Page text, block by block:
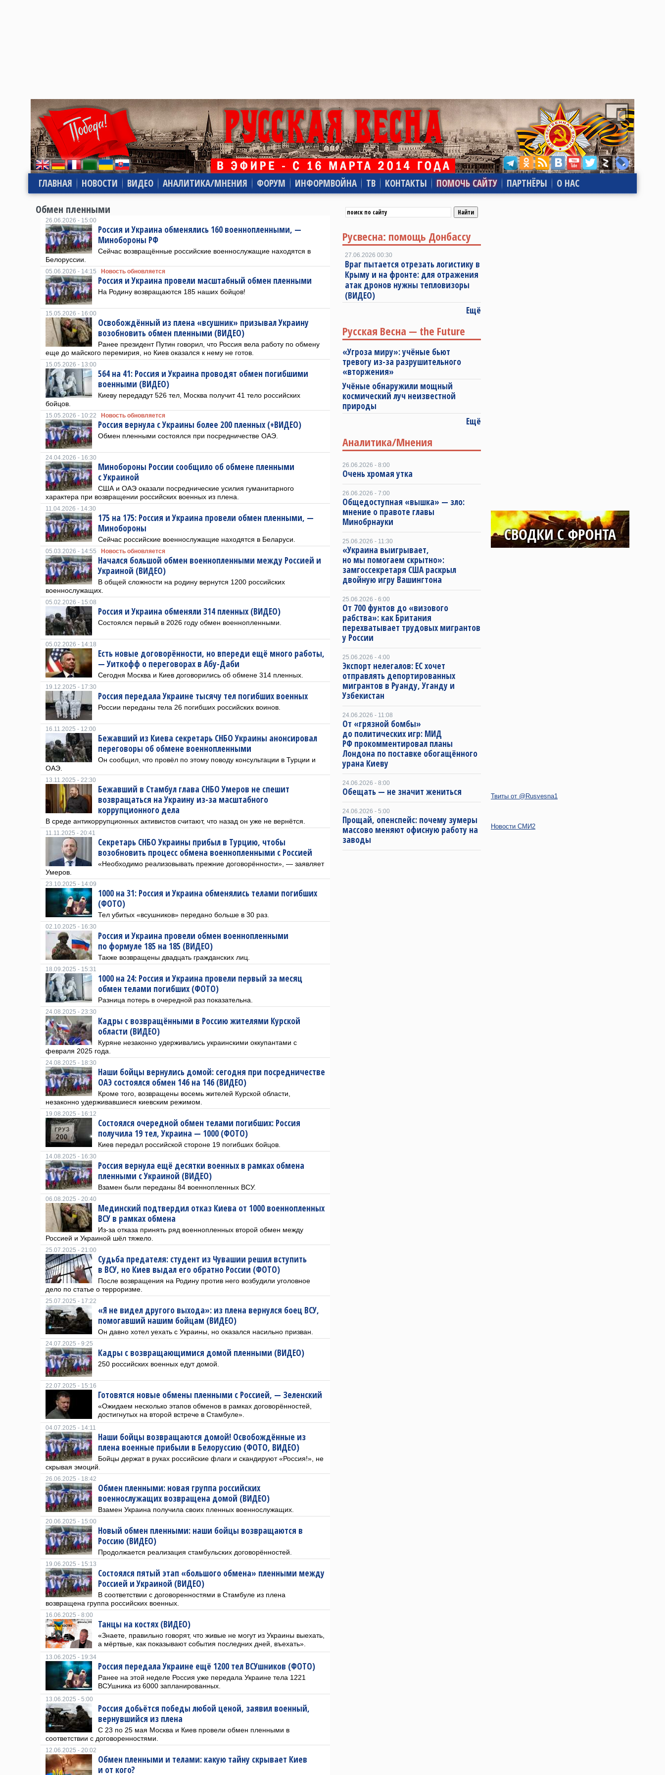
ГЛАВНАЯ НОВОСТИ ВИДЕО АНАЛИТИКА/МНЕНИЯ ФОРУМ ИНФОРМВОЙНА ТВ КОНТАКТЫ ПОМОЧЬ САЙТУ ПАРТНЁРЫ О НАС
Обмен пленными
26.06.2026 - 15:00
Россия и Украина обменялись 160 военнопленными, —
Минобороны РФ
Сейчас возвращённые российские военнослужащие находятся в
Белоруссии.
05.06.2026 - 14:15 Новость обновляется
Россия и Украина провели масштабный обмен пленными
На Родину возвращаются 185 наших бойцов!
15.05.2026 - 16:00
Освобождённый из плена «всушник» призывал Украину
возобновить обмен пленными (ВИДЕО)
Ранее президент Путин говорил, что Россия вела работу по обмену
еще до майского перемирия, но Киев оказался к нему не готов.
15.05.2026 - 13:00
564 на 41: Россия и Украина проводят обмен погибшими
военными (ВИДЕО)
Киеву передадут 526 тел, Москва получит 41 тело российских
бойцов.
15.05.2026 - 10:22 Новость обновляется
Россия вернула с Украины более 200 пленных (+ВИДЕО)
Обмен пленными состоялся при посредничестве ОАЭ.
24.04.2026 - 16:30
Минобороны России сообщило об обмене пленными
с Украиной
США и ОАЭ оказали посреднические усилия гуманитарного
характера при возвращении российских военных из плена.
11.04.2026 - 14:30
175 на 175: Россия и Украина провели обмен пленными, —
Минобороны
Сейчас российские военнослужащие находятся в Беларуси.
05.03.2026 - 14:55 Новость обновляется
Начался большой обмен военнопленными между Россией и
Украиной (ВИДЕО)
В общей сложности на родину вернутся 1200 российских
военнослужащих.
05.02.2026 - 15:08
Россия и Украина обменяли 314 пленных (ВИДЕО)
Состоялся первый в 2026 году обмен военнопленными.
05.02.2026 - 14:18
Есть новые договорённости, но впереди ещё много работы,
— Уиткофф о переговорах в Абу-Даби
Сегодня Москва и Киев договорились об обмене 314 пленных.
19.12.2025 - 17:30
Россия передала Украине тысячу тел погибших военных
России переданы тела 26 погибших российских воинов.
16.11.2025 - 12:00
Бежавший из Киева секретарь СНБО Украины анонсировал
переговоры об обмене военнопленными
Он сообщил, что провёл по этому поводу консультации в Турции и
ОАЭ.
13.11.2025 - 22:30
Бежавший в Стамбул глава СНБО Умеров не спешит
возвращаться на Украину из-за масштабного
коррупционного дела
В среде антикоррупционных активистов считают, что назад он уже не вернётся.
11.11.2025 - 20:41
Секретарь СНБО Украины прибыл в Турцию, чтобы
возобновить процесс обмена военнопленными с Россией
«Необходимо реализовывать прежние договорённости», — заявляет
Умеров.
23.10.2025 - 14:09
1000 на 31: Россия и Украина обменялись телами погибших
(ФОТО)
Тел убитых «всушников» передано больше в 30 раз.
02.10.2025 - 16:30
Россия и Украина провели обмен военнопленными
по формуле 185 на 185 (ВИДЕО)
Также возвращены двадцать гражданских лиц.
18.09.2025 - 15:31
1000 на 24: Россия и Украина провели первый за месяц
обмен телами погибших (ФОТО)
Разница потерь в очередной раз показательна.
24.08.2025 - 23:30
Кадры с возвращёнными в Россию жителями Курской
области (ВИДЕО)
Куряне незаконно удерживались украинскими оккупантами с
февраля 2025 года.
24.08.2025 - 18:30
Наши бойцы вернулись домой: сегодня при посредничестве
ОАЭ состоялся обмен 146 на 146 (ВИДЕО)
Кроме того, возвращены восемь жителей Курской области,
незаконно удерживавшиеся киевским режимом.
19.08.2025 - 16:12
Состоялся очередной обмен телами погибших: Россия
получила 19 тел, Украина — 1000 (ФОТО)
Киев передал российской стороне 19 погибших бойцов.
14.08.2025 - 16:30
Россия вернула ещё десятки военных в рамках обмена
пленными с Украиной (ВИДЕО)
Взамен были переданы 84 военнопленных ВСУ.
06.08.2025 - 20:40
Мединский подтвердил отказ Киева от 1000 военнопленных
ВСУ в рамках обмена
Из-за отказа принять ряд военнопленных второй обмен между
Россией и Украиной шёл тяжело.
25.07.2025 - 21:00
Судьба предателя: студент из Чувашии решил вступить
в ВСУ, но Киев выдал его обратно России (ФОТО)
После возвращения на Родину против него возбудили уголовное
дело по статье о терроризме.
25.07.2025 - 17:22
«Я не видел другого выхода»: из плена вернулся боец ВСУ,
помогавший нашим бойцам (ВИДЕО)
Он давно хотел уехать с Украины, но оказался насильно призван.
24.07.2025 - 9:25
Кадры с возвращающимися домой пленными (ВИДЕО)
250 российских военных едут домой.
22.07.2025 - 15:16
Готовятся новые обмены пленными с Россией, — Зеленский
«Ожидаем несколько этапов обменов в рамках договорённостей,
достигнутых на второй встрече в Стамбуле».
04.07.2025 - 14:11
Наши бойцы возвращаются домой! Освобождённые из
плена военные прибыли в Белоруссию (ФОТО, ВИДЕО)
Бойцы держат в руках российские флаги и скандируют «Россия!», не
скрывая эмоций.
26.06.2025 - 18:42
Обмен пленными: новая группа российских
военнослужащих возвращена домой (ВИДЕО)
Взамен Украина получила своих пленных военнослужащих.
20.06.2025 - 15:00
Новый обмен пленными: наши бойцы возвращаются в
Россию (ВИДЕО)
Продолжается реализация стамбульских договорённостей.
19.06.2025 - 15:13
Состоялся пятый этап «большого обмена» пленными между
Россией и Украиной (ВИДЕО)
В соответствии с договоренностями в Стамбуле из плена
возвращена группа российских военных.
16.06.2025 - 8:00
Танцы на костях (ВИДЕО)
«Знаете, правильно говорят, что живые не могут из Украины выехать,
а мёртвые, как показывают события последних дней, въехать».
13.06.2025 - 19:34
Россия передала Украине ещё 1200 тел ВСУшников (ФОТО)
Ранее на этой неделе Россия уже передала Украине тела 1221
ВСУшника из 6000 запланированных.
13.06.2025 - 5:00
Россия добьётся победы любой ценой, заявил военный,
вернувшийся из плена
С 23 по 25 мая Москва и Киев провели обмен пленными в
соответствии с договоренностями.
12.06.2025 - 20:02
Обмен пленными и телами: какую тайну скрывает Киев
и от кого?
Русвесна: помощь Донбассу
27.06.2026 00:30
Враг пытается отрезать логистику в
Крыму и на фронте: для отражения
атак дронов нужны тепловизоры
(ВИДЕО)
Ещё
Русская Весна — the Future
«Угроза миру»: учёные бьют
тревогу из-за разрушительного
«вторжения»
Учёные обнаружили мощный
космический луч неизвестной
природы
Ещё
Аналитика/Мнения
26.06.2026 - 8:00
Очень хромая утка
26.06.2026 - 7:00
Общедоступная «вышка» — зло:
мнение о правоте главы
Минобрнауки
25.06.2026 - 11:30
«Украина выигрывает,
но мы помогаем скрытно»:
замгоссекретаря США раскрыл
двойную игру Вашингтона
25.06.2026 - 6:00
От 700 фунтов до «визового
рабства»: как Британия
перехватывает трудовых мигрантов
у России
25.06.2026 - 4:00
Экспорт нелегалов: ЕС хочет
отправлять депортированных
мигрантов в Руанду, Уганду и
Узбекистан
24.06.2026 - 11:08
От «грязной бомбы»
до политических игр: МИД
РФ прокомментировал планы
Лондона по поставке обогащённого
урана Киеву
24.06.2026 - 8:00
Обещать — не значит жениться
24.06.2026 - 5:00
Прощай, опенспейс: почему зумеры
массово меняют офисную работу на
заводы
Твиты от @Rusvesna1
Новости СМИ2